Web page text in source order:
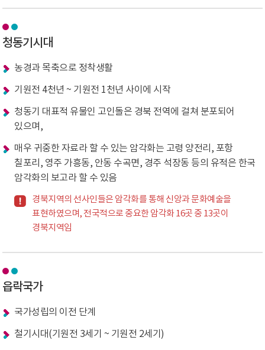
청동기시대
농경과 목축으로 정착생활
기원전 4천년 ~ 기원전 1천년 사이에 시작
청동기 대표적 유물인 고인돌은 경북 전역에 걸쳐 분포되어
있으며,
매우 귀중한 자료라 할 수 있는 암각화는 고령 양전리, 포항
칠포리, 영주 가흥동, 안동 수곡면, 경주 석장동 등의 유적은 한국
암각화의 보고라 할 수 있음
경북지역의 선사인들은 암각화를 통해 신앙과 문화예술을
표현하였으며, 전국적으로 중요한 암각화 16곳 중 13곳이
경북지역임
읍락국가
국가성립의 이전 단계
철기시대(기원전 3세기 ~ 기원전 2세기)